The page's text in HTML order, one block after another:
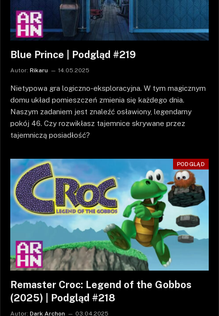
Blue Prince | Podgląd #219
Autor: Rikaru 14.05.2025
Nietypowa gra logiczno-eksploracyjna. W tym magicznym
domu układ pomieszczeń zmienia się każdego dnia.
Naszym zadaniem jest znaleźć osławiony, legendarny
pokój 46. Czy rozwikłasz tajemnice skrywane przez
tajemniczą posiadłość?
PODGLĄD
Remaster Croc: Legend of the Gobbos
(2025) | Podgląd #218
Autor: Dark Archon 03.04.2025